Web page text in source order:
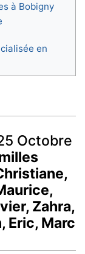
à Bobigny
en
Octobre
Zahra,
Eric, Marc